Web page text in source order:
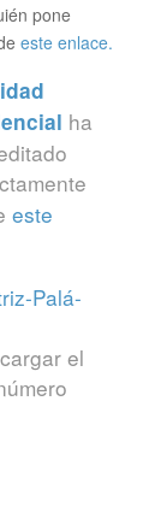
pone
este enlace.
ha
este
el